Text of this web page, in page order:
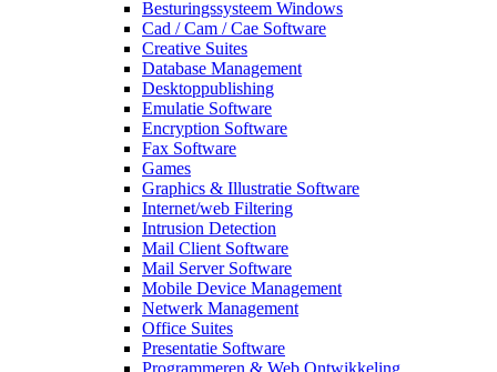
Besturingssysteem Windows
Cad / Cam / Cae Software
Creative Suites
Database Management
Desktoppublishing
Emulatie Software
Encryption Software
Fax Software
Games
Graphics & Illustratie Software
Internet/web Filtering
Intrusion Detection
Mail Client Software
Mail Server Software
Mobile Device Management
Netwerk Management
Office Suites
Presentatie Software
Programmeren & Web Ontwikkeling